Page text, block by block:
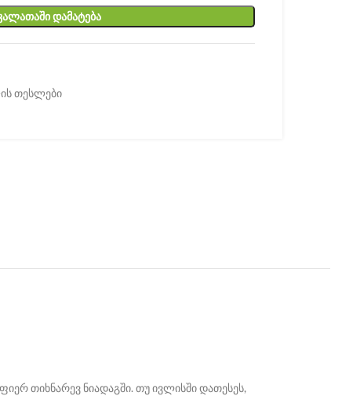
ᲓᲐᲛᲐᲢᲔᲑᲐ
თესლები
თიხნარევ ნიადაგში. თუ ივლისში დათესეს,